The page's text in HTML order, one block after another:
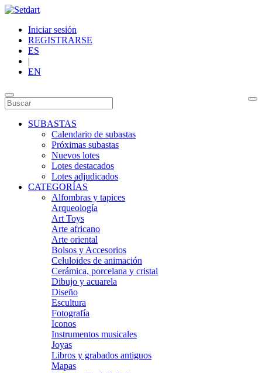
Iniciar sesión
REGISTRARSE
ES
|
EN
SUBASTAS
Calendario de subastas
Próximas subastas
Nuevos lotes
Lotes destacados
Lotes adjudicados
CATEGORÍAS
Alfombras y tapices
Arqueología
Art Toys
Arte africano
Arte oriental
Bolsos y Accesorios
Celuloides de animación
Cerámica, porcelana y cristal
Dibujo y acuarela
Diseño
Escultura
Fotografía
Iconos
Instrumentos musicales
Joyas
Libros y grabados antiguos
Mapas